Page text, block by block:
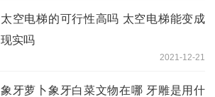
太空电梯的可行性高吗 太空电梯能变成
现实吗
2021-12-21
象牙萝卜象牙白菜文物在哪 牙雕是用什